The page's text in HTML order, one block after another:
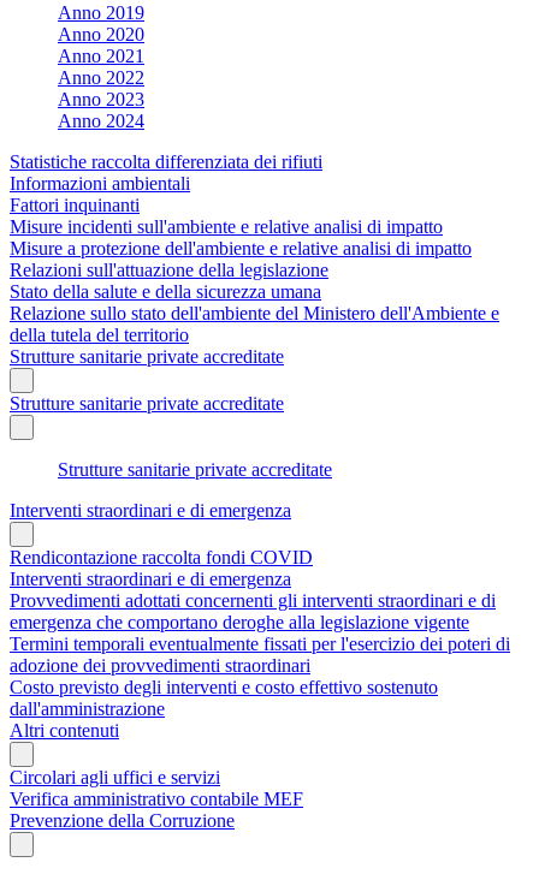
Anno 2019
Anno 2020
Anno 2021
Anno 2022
Anno 2023
Anno 2024
Statistiche raccolta differenziata dei rifiuti
Informazioni ambientali
Fattori inquinanti
Misure incidenti sull'ambiente e relative analisi di impatto
Misure a protezione dell'ambiente e relative analisi di impatto
Relazioni sull'attuazione della legislazione
Stato della salute e della sicurezza umana
Relazione sullo stato dell'ambiente del Ministero dell'Ambiente e
della tutela del territorio
Strutture sanitarie private accreditate
Strutture sanitarie private accreditate
Strutture sanitarie private accreditate
Interventi straordinari e di emergenza
Rendicontazione raccolta fondi COVID
Interventi straordinari e di emergenza
Provvedimenti adottati concernenti gli interventi straordinari e di
emergenza che comportano deroghe alla legislazione vigente
Termini temporali eventualmente fissati per l'esercizio dei poteri di
adozione dei provvedimenti straordinari
Costo previsto degli interventi e costo effettivo sostenuto
dall'amministrazione
Altri contenuti
Circolari agli uffici e servizi
Verifica amministrativo contabile MEF
Prevenzione della Corruzione